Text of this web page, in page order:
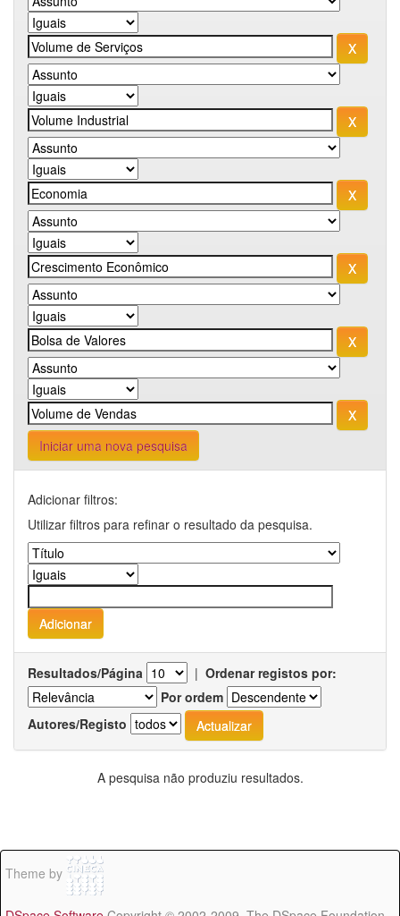
Iniciar uma nova pesquisa
Adicionar filtros:
Utilizar filtros para refinar o resultado da pesquisa.
Resultados/Página | Ordenar registos por:
Por ordem
Autores/Registo
A pesquisa não produziu resultados.
Theme by